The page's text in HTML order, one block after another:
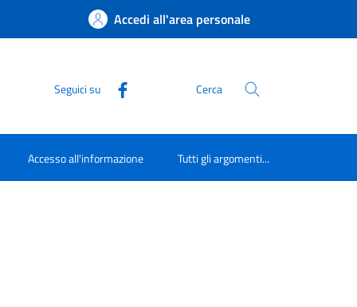
Accedi all'area personale
Seguici su Cerca
Accesso all'informazione Tutti gli argomenti...